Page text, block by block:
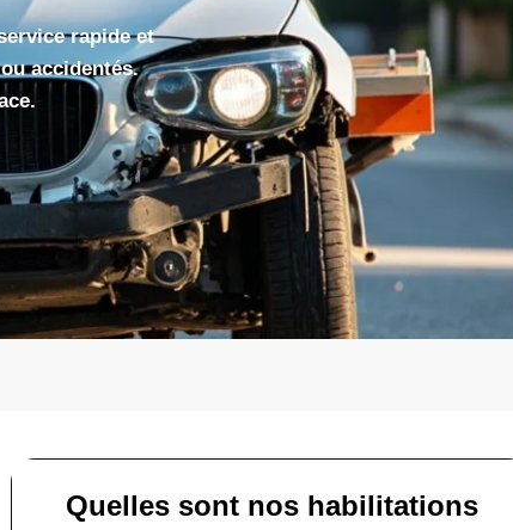
rapide et
accidentés.
Quelles sont nos habilitations